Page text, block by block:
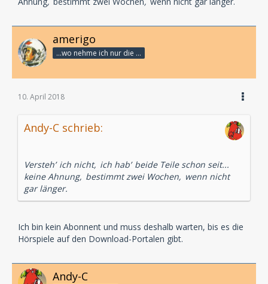
amerigo
...wo nehme ich nur die Zeit her, so vieles nicht zu hören?
10. April 2018
Andy-C schrieb:
Versteh ich nicht, ich hab beide Teile schon seit...
keine Ahnung, bestimmt zwei Wochen, wenn nicht
gar länger.
Ich bin kein Abonnent und muss deshalb warten, bis es die
Hörspiele auf den Download-Portalen gibt.
Andy-C